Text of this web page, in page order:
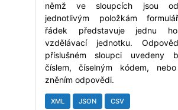
němž ve sloupcích jsou
jednotlivým položkám
řádek představuje jednu
vzdělávací jednotku.
příslušném sloupci uvedeny
číslem, číselným kódem,
zněním odpovědi.
XML JSON CSV